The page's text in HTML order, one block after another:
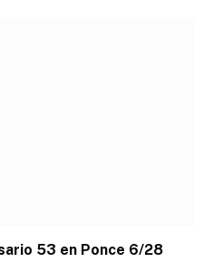
53 en Ponce 6/28